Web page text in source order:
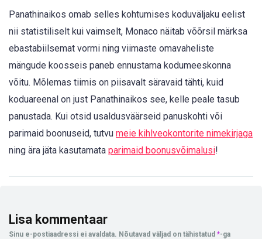
Panathinaikos omab selles kohtumises koduväljaku eelist
nii statistiliselt kui vaimselt, Monaco näitab võõrsil märksa
ebastabiilsemat vormi ning viimaste omavaheliste
mängude koosseis paneb ennustama kodumeeskonna
võitu. Mõlemas tiimis on piisavalt säravaid tähti, kuid
koduareenal on just Panathinaikos see, kelle peale tasub
panustada. Kui otsid usaldusväärseid panuskohti või
parimaid boonuseid, tutvu meie kihlveokontorite nimekirjaga
ning ära jäta kasutamata parimaid boonusvõimalusi!
Lisa kommentaar
Sinu e-postiaadressi ei avaldata. Nõutavad väljad on tähistatud *-ga